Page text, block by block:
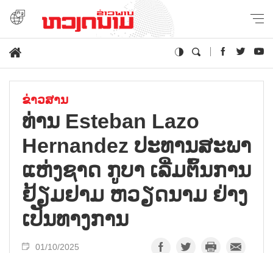
ຂ່າວສານ
ທ່ານ Esteban Lazo
Hernandez ປະ​ທານ​ສະ​ພາ
ແຫ່ງ​ຊາດ ກູ​ບາ ເລີ່ມ​ຕົ້ນ​ການ​
ຢ້ຽມ​ຢາມ ຫວຽດ​ນາມ ຢ່າງ​
ເປັນ​ທາງ​ການ
01/10/2025